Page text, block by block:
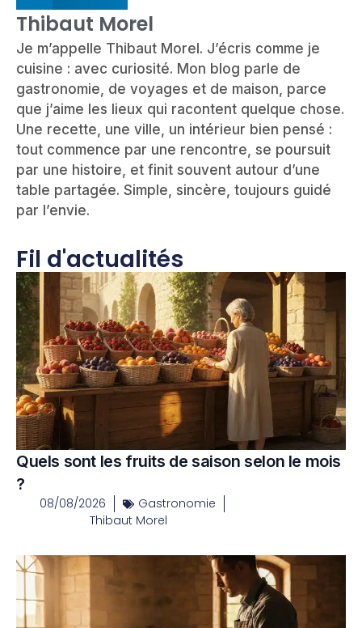
Thibaut Morel
Je m’appelle Thibaut Morel. J’écris comme je
cuisine : avec curiosité. Mon blog parle de
gastronomie, de voyages et de maison, parce
que j’aime les lieux qui racontent quelque chose.
Une recette, une ville, un intérieur bien pensé :
tout commence par une rencontre, se poursuit
par une histoire, et finit souvent autour d’une
table partagée. Simple, sincère, toujours guidé
par l’envie.
Fil d'actualités
Quels sont les fruits de saison selon le mois
?
08/08/2026
Gastronomie
Thibaut Morel